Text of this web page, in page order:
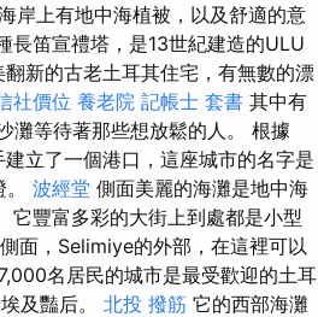
岸上有地中海植被，以及舒適的意
長笛宣禮塔，是13世紀建造的ULU
新的古老土耳其住宅，有無數的漂
社價位 養老院 記帳士 套書 其中有
灘等待著那些想放鬆的人。 根據
立了一個港口，這座城市的名字是
波經堂 側面美麗的海灘是地中海
它豐富多彩的大街上到處都是小型
面，Selimiye的外部，在這裡可以
名居民的城市是最受歡迎的土耳
及豔后。 北投 撥筋 它的西部海灘